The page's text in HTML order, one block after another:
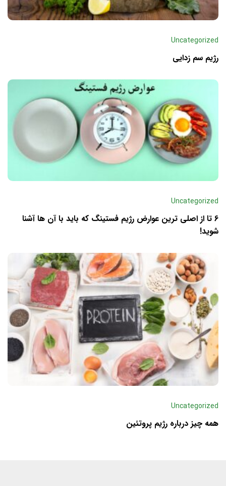
Uncategorized
رژیم سم زدایی
Uncategorized
6 تا از اصلی ترین عوارض رژیم فستینگ که باید با آن ها آشنا
شوید!
Uncategorized
همه چیز درباره رژیم پروتئین